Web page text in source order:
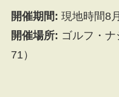
開催期間: 現地時間8
開催場所: ゴルフ・
71）